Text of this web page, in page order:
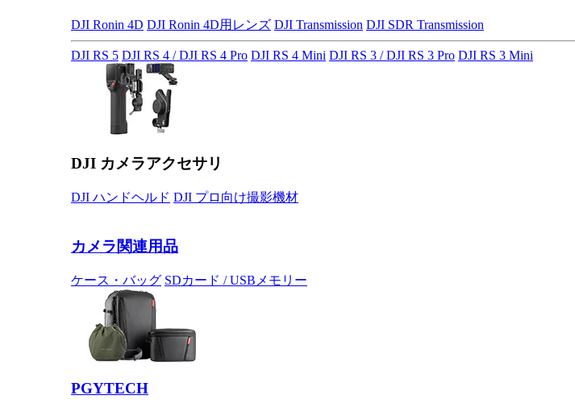
DJI Ronin 4D DJI Ronin 4D用レンズ DJI Transmission DJI SDR Transmission
DJI RS 5 DJI RS 4 / DJI RS 4 Pro DJI RS 4 Mini DJI RS 3 / DJI RS 3 Pro DJI RS 3 Mini
DJI カメラアクセサリ
DJI ハンドヘルド DJI プロ向け撮影機材
カメラ関連用品
ケース・バッグ SDカード / USBメモリー
PGYTECH